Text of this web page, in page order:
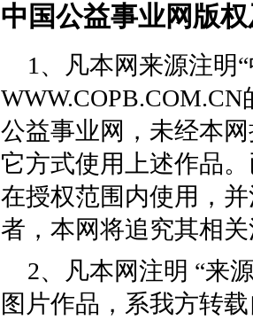
中国公益事业网版
1、凡本网来源注明
公益事业网，未经本
它方式使用上述作品
在授权范围内使用，
者，本网将追究其相
2、凡本网注明 “来
图片作品，系我方转